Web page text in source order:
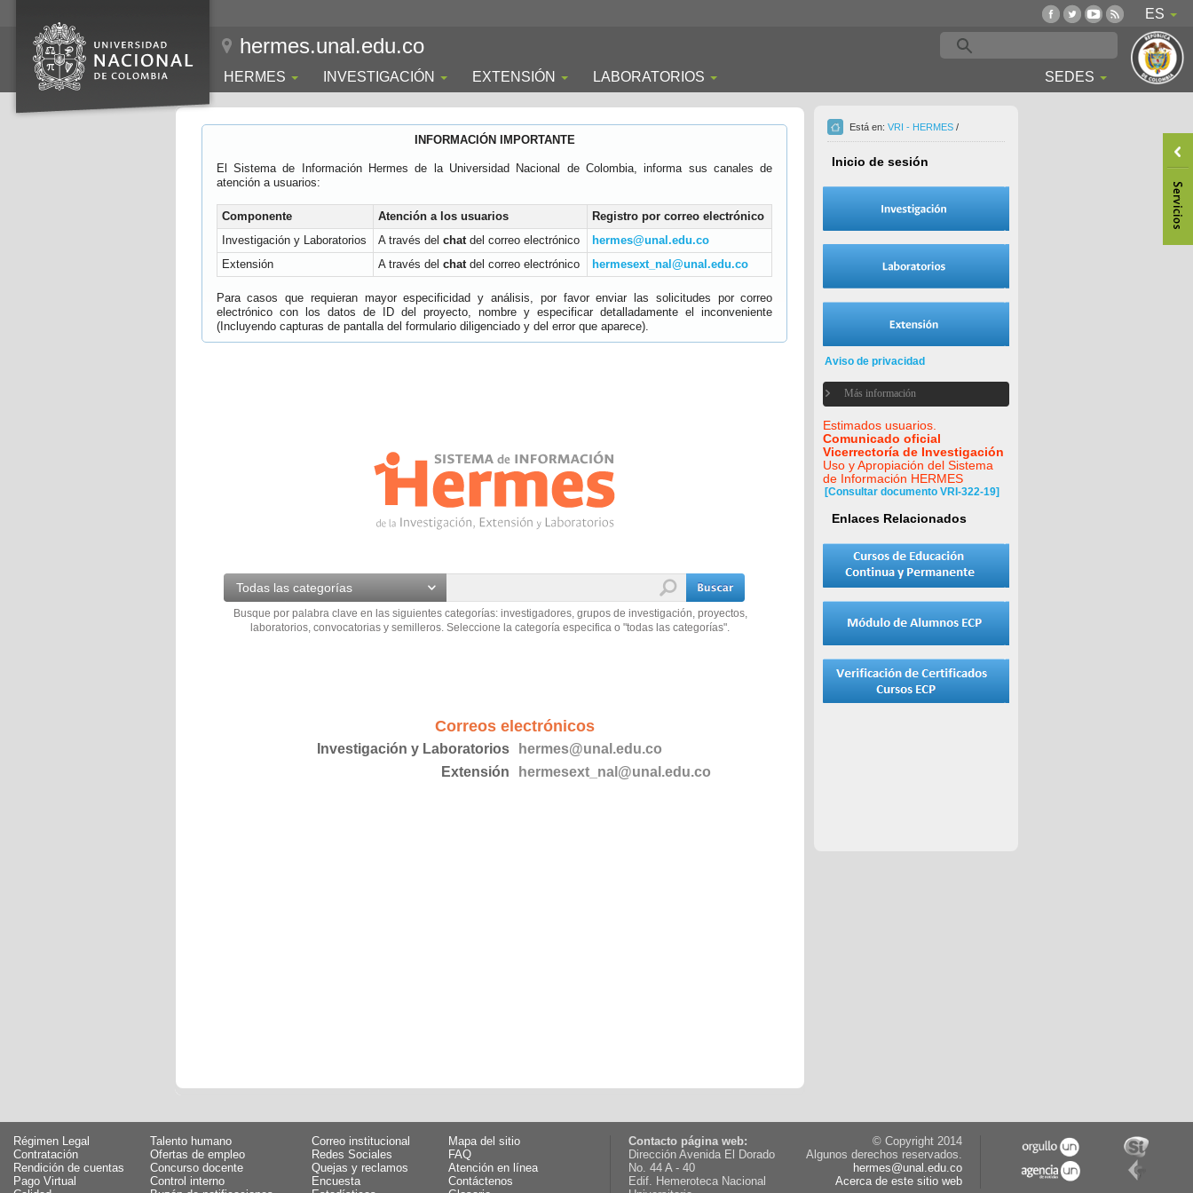
ES
hermes.unal.edu.co
HERMES INVESTIGACIÓN EXTENSIÓN LABORATORIOS SEDES
INFORMACIÓN IMPORTANTE
El Sistema de Información Hermes de la Universidad Nacional de Colombia, informa sus canales de
atención a usuarios:
Componente Atención a los usuarios
Registro por correo electrónico
Investigación y Laboratorios
A través del chatdel correo electrónico
hermes@unal.edu.co
Extensión
A través del chatdel correo electrónico hermesext_nal@unal.edu.co
Para casos que requieran mayor especificidad y análisis, por favor enviar las solicitudes por correo
electrónico con los datos de ID del proyecto, nombre y especificar detalladamente el inconveniente
(Incluyendo capturas de pantalla del formulario diligenciado y del error que aparece).
Todas las categorías
Busque por palabra clave en las siguientes categorías: investigadores, grupos de investigación, proyectos,
laboratorios, convocatorias y semilleros. Seleccione la categoría especifica o "todas las categorías".
Correos electrónicos
Investigación y Laboratorios
hermes@unal.edu.co
Extensión
hermesext_nal@unal.edu.co
Está en: VRI - HERMES /
Inicio de sesión
Aviso de privacidad
Más información
Estimados usuarios.
Comunicado oficial
Vicerrectoría de Investigación
Uso y Apropiación del Sistema
de Información HERMES
[Consultar documento VRI-322-19]
Enlaces Relacionados
Régimen Legal
Talento humano
Contratación
Ofertas de empleo
Rendición de cuentas
Concurso docente
Pago Virtual
Control interno
Correo institucional
Mapa del sitio
Redes Sociales
FAQ
Quejas y reclamos
Atención en línea
Encuesta
Contáctenos
Contacto página web:
Dirección Avenida El Dorado
No. 44 A - 40
Edif. Hemeroteca Nacional
© Copyright 2014
Algunos derechos reservados.
hermes@unal.edu.co
Acerca de este sitio web